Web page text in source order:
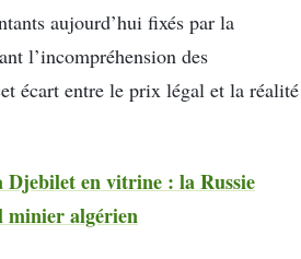
aujourd’hui fixés par la
l’incompréhension des
écart entre le prix légal et la réalité
Djebilet en vitrine : la Russie
minier algérien